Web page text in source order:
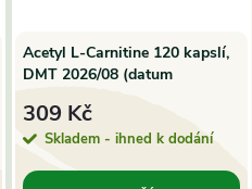
Acetyl L-Carnitine 120 kapslí,
DMT 2026/08 (datum
309 Kč
Skladem - ihned k dodání